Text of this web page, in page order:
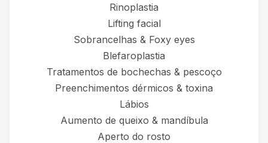
Rinoplastia
Lifting facial
Sobrancelhas & Foxy eyes
Blefaroplastia
Tratamentos de bochechas & pescoço
Preenchimentos dérmicos & toxina
Lábios
Aumento de queixo & mandíbula
Aperto do rosto